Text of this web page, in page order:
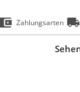
Zahlungsarten